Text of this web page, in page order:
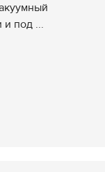
и под ...